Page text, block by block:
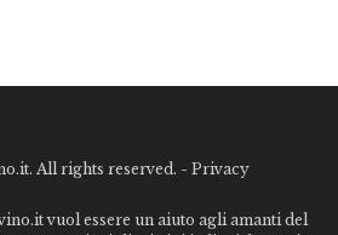
All rights reserved. - Privacy
vuol essere un aiuto agli amanti del